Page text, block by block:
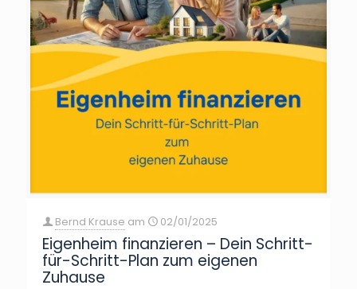
Bernd Krause am 02/01/2025
Eigenheim finanzieren – Dein Schritt-
für-Schritt-Plan zum eigenen
Zuhause